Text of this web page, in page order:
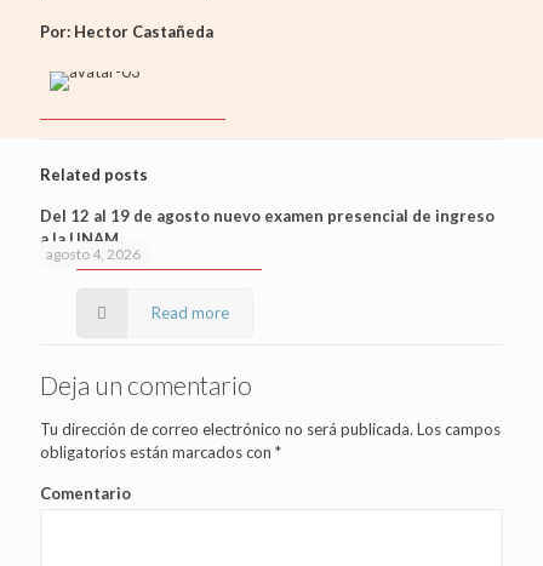
Por: Hector Castañeda
Related posts
agosto 4, 2026
Del 12 al 19 de agosto nuevo examen presencial de ingreso
a la UNAM
Read more
Deja un comentario
Tu dirección de correo electrónico no será publicada. Los campos
obligatorios están marcados con *
Comentario